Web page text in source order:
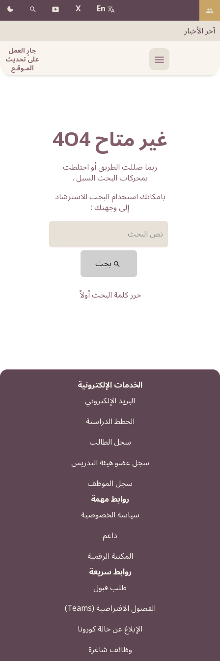
En
X
آخر الأخبار
جارٍ العمل
على تحديث
المـوقـع
غير متاح 4O4
ربما ضللت الطريق أو اختلطت
بمحركات البحث السبل .
بامكانك استخدام البحث للاسترشاد
إلى وجهتك :
بحث
حرر كلمة البحث أولاً
الخدمات الإلكترونية
البريد الإلكتروني
الخطط الدراسية
سجل الطالب
سجل عضو هيئة التدريس
سجل الموظف
روابط مهمة
سياسة الخصوصية
داعم
المكتبة الرقمية
روابط سريعة
طلب قبول
الفصول الافتراضية (Teams)
الإبلاغ عن حالة كورونا
وظائف شاغرة